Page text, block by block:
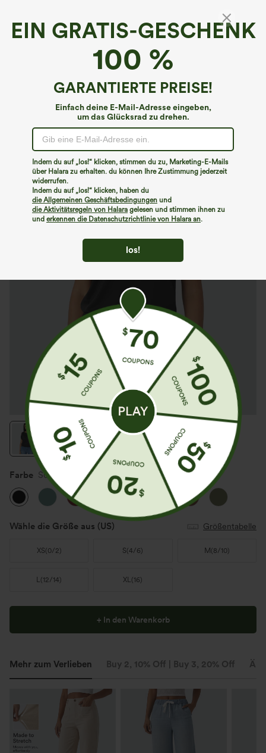
EIN GRATIS-GESCHENK
100 %
GARANTIERTE PREISE!
Einfach deine E-Mail-Adresse eingeben,
um das Glücksrad zu drehen.
Indem du auf „los!“ klicken, stimmen du zu, Marketing-E-Mails
über Halara zu erhalten. du können Ihre Zustimmung jederzeit
widerrufen.
Indem du auf „los!“ klicken, haben du
die Allgemeinen Geschäftsbedingungen und
die Aktivitätsregeln von Halara gelesen und stimmen ihnen zu
und erkennen die Datenschutzrichtlinie von Halara an.
los!
Lässiges T-Shirt mit Bootsausschnitt, kurzen
Ärmeln und Cut-out
€17,95 EUR Buy 2, 10% Off | Buy 3, 20% Off
Farbe Schwarz
Wähle die Größe aus (US) Größentabelle
XS(0/2) S(4/6) M (8/10)
L(12/14) XL(16)
+ In den Warenkorb
Mehr zum Verlieben Buy 2, 10% Off | Buy 3, 20% Off